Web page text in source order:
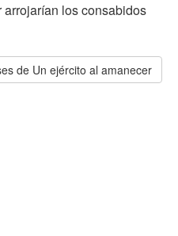
los consabidos
de Un ejército al amanecer